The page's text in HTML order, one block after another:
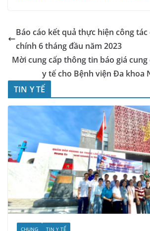
Báo cáo kết quả thực hiện công tác
chính 6 tháng đầu năm 2023
Mời cung cấp thông tin báo giá
y tế cho Bệnh viện Đa khoa
TIN Y TẾ
CHUNG TIN Y TẾ